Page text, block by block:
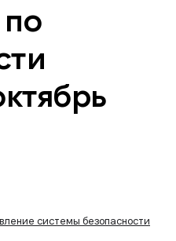
системы безопасности